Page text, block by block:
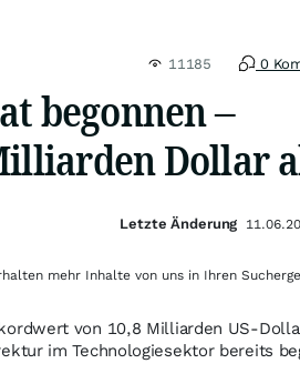
11185 0
begonnen –
Dollar
von 10,8 Milliarden US-
im Technologiesektor bereits
Letzte Änderung
mehr Inhalte von uns in Ihren